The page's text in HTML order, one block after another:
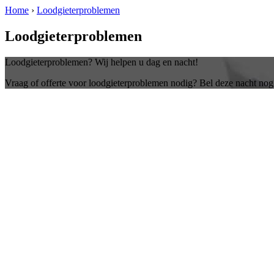
Home › Loodgieterproblemen
Loodgieterproblemen
Loodgieterproblemen? Wij helpen u dag en nacht!
Vraag of offerte voor loodgieterproblemen nodig? Bel deze nacht